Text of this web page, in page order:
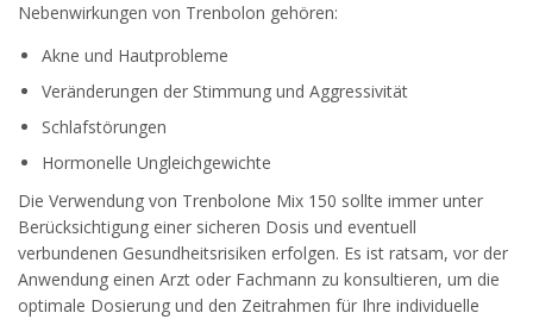
Nebenwirkungen von Trenbolon gehören:
Akne und Hautprobleme
Veränderungen der Stimmung und Aggressivität
Schlafstörungen
Hormonelle Ungleichgewichte
Die Verwendung von Trenbolone Mix 150 sollte immer unter
Berücksichtigung einer sicheren Dosis und eventuell
verbundenen Gesundheitsrisiken erfolgen. Es ist ratsam, vor der
Anwendung einen Arzt oder Fachmann zu konsultieren, um die
optimale Dosierung und den Zeitrahmen für Ihre individuelle